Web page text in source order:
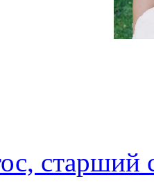
старший